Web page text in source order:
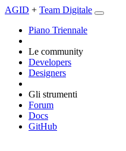
AGID + Team Digitale
Piano Triennale
Le community
Developers
Designers
Gli strumenti
Forum
Docs
GitHub